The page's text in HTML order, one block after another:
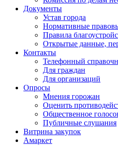
Документы
Устав города
Нормативные
Правила
Открытые данные,
Контакты
Телефонный
Для граждан
Для организаций
Опросы
Мнения горожан
Оценить
Общественное
Публичные слушания
Витрина закупок
Амаркет